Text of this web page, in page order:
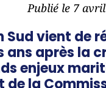
Publié le 7
Sud vient de
ans après la
enjeux
de la